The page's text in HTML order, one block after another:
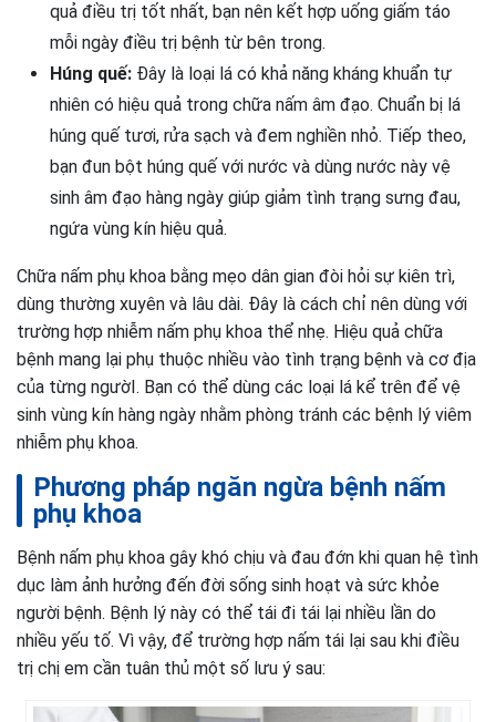
quả điều trị tốt nhất, bạn nên kết hợp uống giấm táo
mỗi ngày điều trị bệnh từ bên trong.
Húng quế: Đây là loại lá có khả năng kháng khuẩn tự
nhiên có hiệu quả trong chữa nấm âm đạo. Chuẩn bị lá
húng quế tươi, rửa sạch và đem nghiền nhỏ. Tiếp theo,
bạn đun bột húng quế với nước và dùng nước này vệ
sinh âm đạo hàng ngày giúp giảm tình trạng sưng đau,
ngứa vùng kín hiệu quả.
Chữa nấm phụ khoa bằng mẹo dân gian đòi hỏi sự kiên trì,
dùng thường xuyên và lâu dài. Đây là cách chỉ nên dùng với
trường hợp nhiễm nấm phụ khoa thể nhẹ. Hiệu quả chữa
bệnh mang lại phụ thuộc nhiều vào tình trạng bệnh và cơ địa
của từng ngườI. Bạn có thể dùng các loại lá kể trên để vệ
sinh vùng kín hàng ngày nhằm phòng tránh các bệnh lý viêm
nhiễm phụ khoa.
Phương pháp ngăn ngừa bệnh nấm
phụ khoa
Bệnh nấm phụ khoa gây khó chịu và đau đớn khi quan hệ tình
dục làm ảnh hưởng đến đời sống sinh hoạt và sức khỏe
người bệnh. Bệnh lý này có thể tái đi tái lại nhiều lần do
nhiều yếu tố. Vì vậy, để trường hợp nấm tái lại sau khi điều
trị chị em cần tuân thủ một số lưu ý sau: